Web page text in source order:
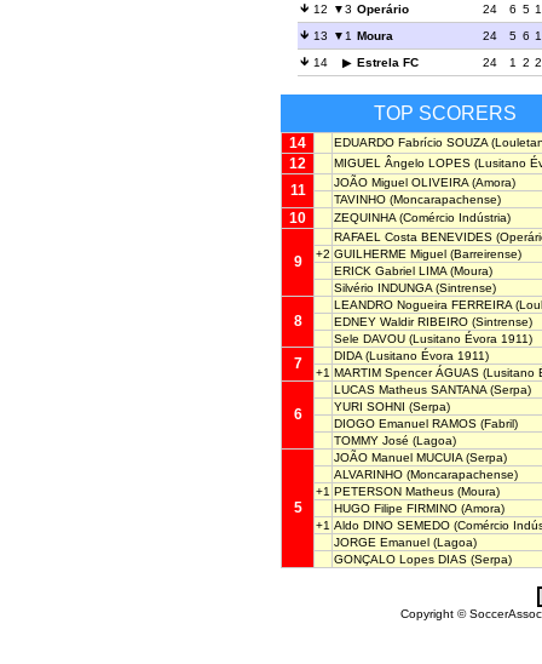
12
3 Operário 24 6 5
13
1 Moura 24 5 6
14
Estrela FC 24 1 2
TOP SCORERS
14 EDUARDO Fabrício SOUZA
12 MIGUEL Ângelo LOPES (Lusitano
11 JOÃO Miguel OLIVEIRA (Amora)
TAVINHO (Moncarapachense)
10 ZEQUINHA (Comércio Indústria)
9
RAFAEL Costa BENEVIDES
+2 GUILHERME Miguel (Barreirense)
ERICK Gabriel LIMA (Moura)
Silvério INDUNGA (Sintrense)
8
LEANDRO Nogueira FERREIRA
EDNEY Waldir RIBEIRO (Sintrense)
Sele DAVOU (Lusitano Évora 1911)
7 DIDA (Lusitano Évora 1911)
+1 MARTIM Spencer ÁGUAS (Lusitano
6
LUCAS Matheus SANTANA (Serpa)
YURI SOHNI (Serpa)
DIOGO Emanuel RAMOS (Fabril)
TOMMY José (Lagoa)
5
JOÃO Manuel MUCUIA (Serpa)
ALVARINHO (Moncarapachense)
+1 PETERSON Matheus (Moura)
HUGO Filipe FIRMINO (Amora)
+1 Aldo DINO SEMEDO (Comércio
JORGE Emanuel (Lagoa)
GONÇALO Lopes DIAS (Serpa)
Copyright ©